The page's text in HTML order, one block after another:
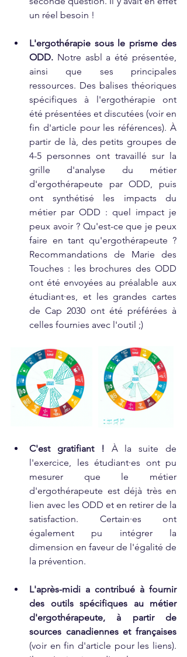
un réel besoin !
L'ergothérapie sous le prisme des
ODD. Notre asbl a été présentée,
ainsi que ses principales
ressources. Des balises théoriques
spécifiques à l'ergothérapie ont
été présentées et discutées (voir en
fin d'article pour les références). À
partir de là, des petits groupes de
4-5 personnes ont travaillé sur la
grille d'analyse du métier
d'ergothérapeute par ODD, puis
ont synthétisé les impacts du
métier par ODD : quel impact je
peux avoir ? Qu'est-ce que je peux
faire en tant qu'ergothérapeute ?
Recommandations de Marie des
Touches : les brochures des ODD
ont été envoyées au préalable aux
étudiant·es, et les grandes cartes
de Cap 2030 ont été préférées à
celles fournies avec l'outil ;)
C'est gratifiant ! À la suite de
l'exercice, les étudiant·es ont pu
mesurer que le métier
d'ergothérapeute est déjà très en
lien avec les ODD et en retirer de la
satisfaction. Certain·es ont
également pu intégrer la
dimension en faveur de l'égalité de
la prévention.
L'après-midi a contribué à fournir
des outils spécifiques au métier
d'ergothérapeute, à partir de
sources canadiennes et françaises
(voir en fin d'article pour les liens).